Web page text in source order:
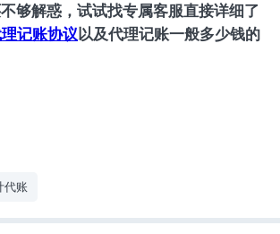
够解惑，试试找专属客服直接详细了
记账协议 以及代理记账一般多少钱的
代账